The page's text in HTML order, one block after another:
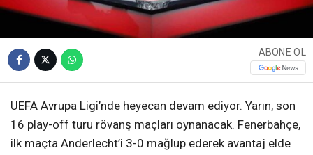
ABONE OL
UEFA Avrupa Ligi’nde heyecan devam ediyor. Yarın, son
16 play-off turu rövanş maçları oynanacak. Fenerbahçe,
ilk maçta Anderlecht’i 3-0 mağlup ederek avantaj elde